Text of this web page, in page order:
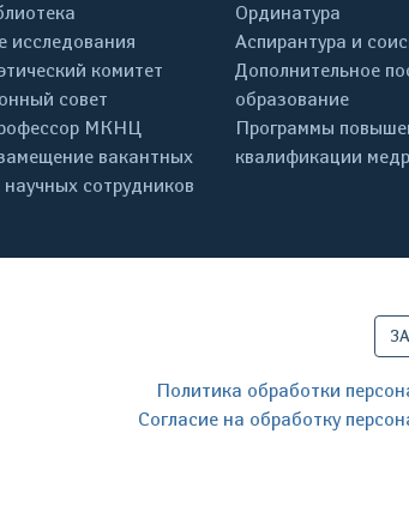
исследования
комитет
совет
МКНЦ
вакантных
сотрудников
Ординатура
Аспирантура и
Дополнительное
образование
Программы
квалификации
Политика обработки
Согласие на обработку